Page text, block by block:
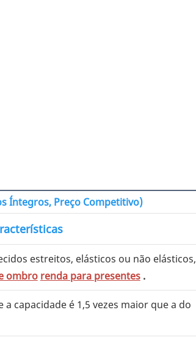
Íntegros, Preço Competitivo)
estreitos, elásticos ou não elásticos,
ombro renda para presentes.
a capacidade é 1,5 vezes maior que a do